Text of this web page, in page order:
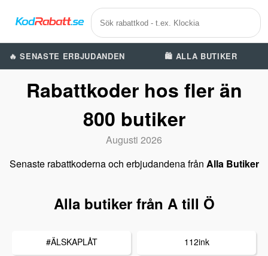
🔥 SENASTE ERBJUDANDEN 🛍️ ALLA BUTIKER
Rabattkoder hos fler än
800 butiker
Augusti 2026
Senaste rabattkoderna och erbjudandena från Alla Butiker
Alla butiker från A till Ö
#ÄLSKAPLÅT 112ink